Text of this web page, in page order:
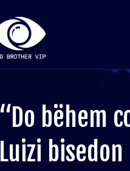
“Do bëhem
Luizi